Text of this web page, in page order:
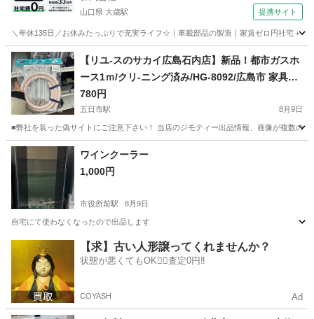
山口県 大歳駅 提携サイト
＼年休135日／お休みたっぷりで充実ライフ☆｜車載部品の製造｜家賃ゼロ円社宅＋
山口 山口市 大歳駅 その他
【リユ-スのサカイ広島石内店】新品！都市ガスホ
ース1ｍ/クリ-ニング済み/HG-8092/広島市 家具
佐伯区 家具 南区 家具 西区 家具 東区 家具
中区 家具 安佐南区 家具 安佐北区 家具 安芸
区 家具 府中町 家具 海田町 家具 熊野町 家
具 坂町 家具 廿日市市 家具
780円
五日市駅 8月9日
■弊社を装った偽サイトにご注意下さい！ 当店のジモティー出品情報、画像が複数の
広島 広島市 五日市駅
ワインクーラー
1,000円
市役所前駅 8月9日
自宅にて使わなくなったので出品します
市役所前駅 キッチン家電
【求】古い人形譲ってくれませんか？
状態が悪くてもOK🙆‍♀️査定0円‼️
COYASH Ad